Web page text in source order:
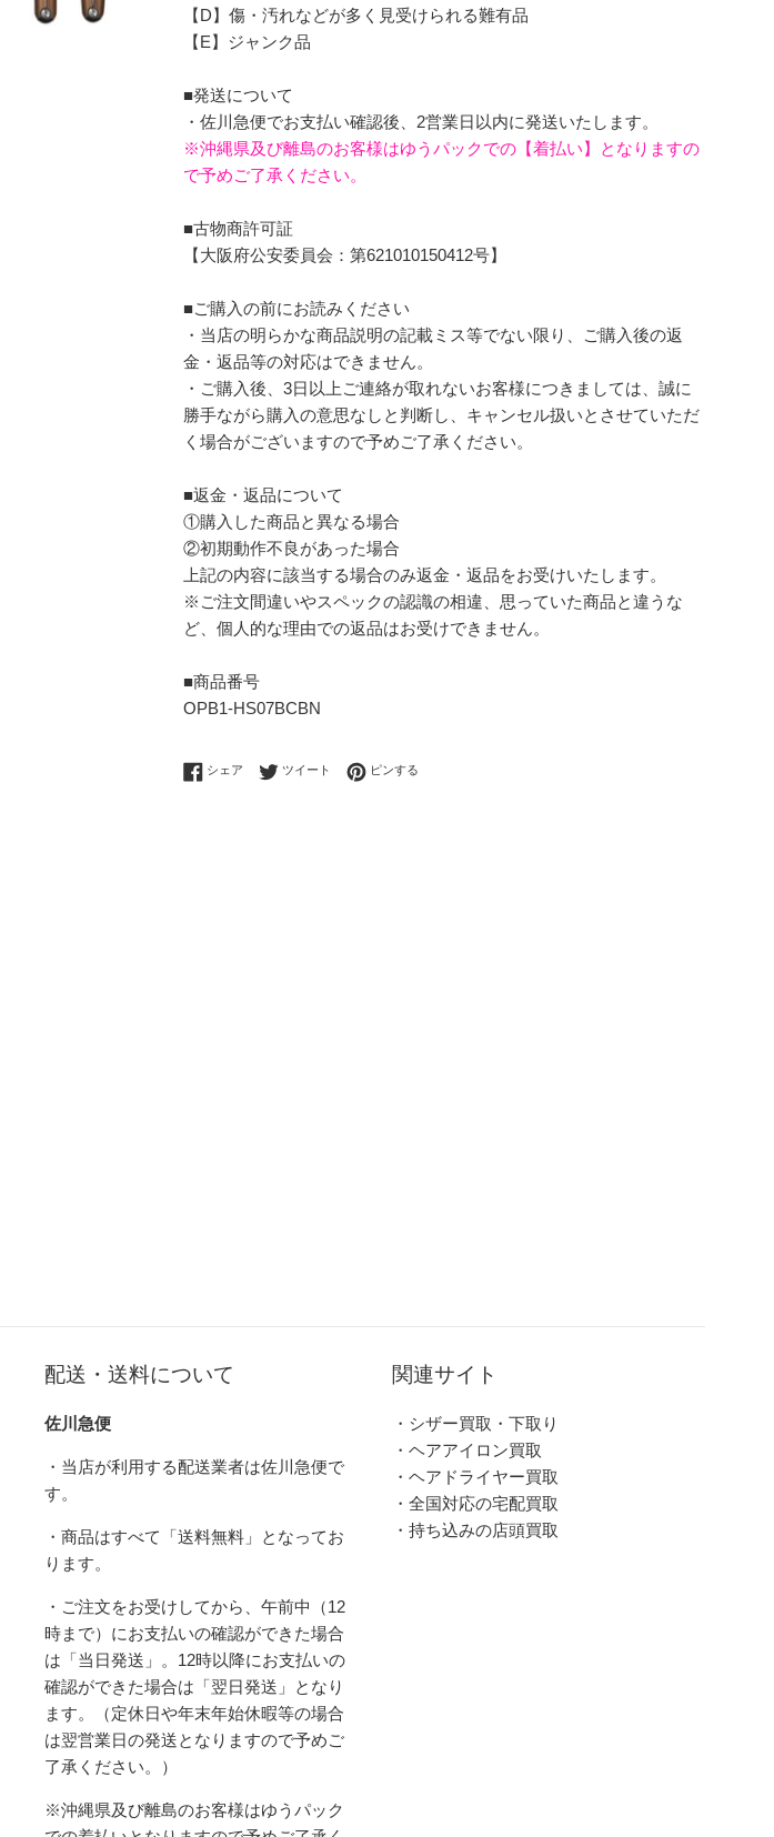
【D】傷・汚れなどが多く見受けられる難有品
【E】ジャンク品
■発送について
・佐川急便でお支払い確認後、2営業日以内に発送いたします。
※沖縄県及び離島のお客様はゆうパックでの【着払い】となりますの
で予めご了承ください。
■古物商許可証
【大阪府公安委員会：第621010150412号】
■ご購入の前にお読みください
・当店の明らかな商品説明の記載ミス等でない限り、ご購入後の返
金・返品等の対応はできません。
・ご購入後、3日以上ご連絡が取れないお客様につきましては、誠に
勝手ながら購入の意思なしと判断し、キャンセル扱いとさせていただ
く場合がございますので予めご了承ください。
■返金・返品について
①購入した商品と異なる場合
②初期動作不良があった場合
上記の内容に該当する場合のみ返金・返品をお受けいたします。
※ご注文間違いやスペックの認識の相違、思っていた商品と違うな
ど、個人的な理由での返品はお受けできません。
■商品番号
OPB1-HS07BCBN
シェア Facebookでシェアする
ツイート Twitterに投稿する
ピンする
配送・送料について
佐川急便
・当店が利用する配送業者は佐川急便で
す。
・商品はすべて「送料無料」となってお
ります。
・ご注文をお受けしてから、午前中（12
時まで）にお支払いの確認ができた場合
は「当日発送」。12時以降にお支払いの
確認ができた場合は「翌日発送」となり
ます。（定休日や年末年始休暇等の場合
は翌営業日の発送となりますので予めご
了承ください。）
※沖縄県及び離島のお客様はゆうパック
関連サイト
・シザー買取・下取り
・ヘアアイロン買取
・ヘアドライヤー買取
・全国対応の宅配買取
・持ち込みの店頭買取